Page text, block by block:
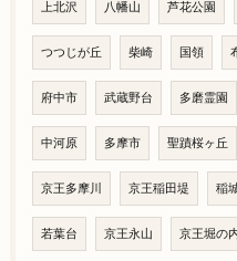
上北沢 八幡山 芦花公園
つつじが丘 柴崎 国領
府中市 武蔵野台 多磨霊園
中河原 多摩市 聖蹟桜ヶ丘
京王多摩川 京王稲田堤 稲
若葉台 京王永山 京王堀の